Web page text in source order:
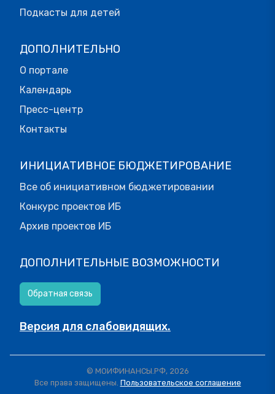
Подкасты для детей
ДОПОЛНИТЕЛЬНО
О портале
Календарь
Пресс-центр
Контакты
ИНИЦИАТИВНОЕ БЮДЖЕТИРОВАНИЕ
Все об инициативном бюджетировании
Конкурс проектов ИБ
Архив проектов ИБ
ДОПОЛНИТЕЛЬНЫЕ ВОЗМОЖНОСТИ
Обратная связь
Версия для слабовидящих.
© МОИФИНАНСЫ.РФ, 2026
Все права защищены. Пользовательское соглашение